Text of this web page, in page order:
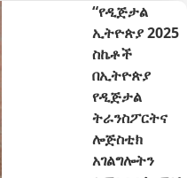
“የዲጅታል
ኢትዮጵያ 2025
ስኬቶች
በኢትዮጵያ
የዲጅታል
ትራንስፖርትና
ሎጅስቲክ
አገልግሎትን